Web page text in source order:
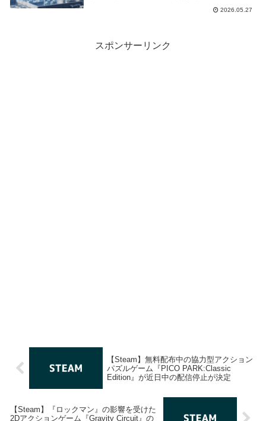
2026.05.27
スポンサーリンク
【Steam】無料配布中の協力型アクション
パズルゲーム『PICO PARK:Classic
Edition』が近日中の配信停止が決定
【Steam】『ロックマン』の影響を受けた
2Dアクションゲーム『Gravity Circuit』の